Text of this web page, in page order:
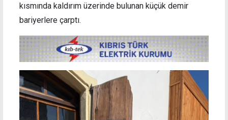
kısmında kaldırım üzerinde bulunan küçük demir
bariyerlere çarptı.